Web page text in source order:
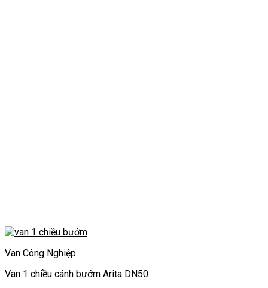
Van Công Nghiệp
Van 1 chiều cánh bướm Arita DN50